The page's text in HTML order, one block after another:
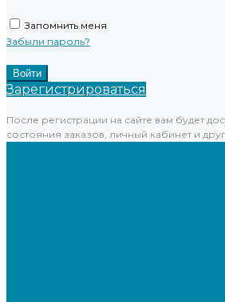
Запомнить меня
Забыли пароль?
Зарегистрироваться
После регистрации на сайте вам будет
состояния заказов, личный кабинет и